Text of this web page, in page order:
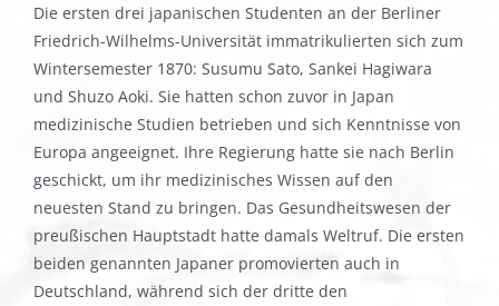
Die ersten drei japanischen Studenten an der Berliner
Friedrich-Wilhelms-Universität immatrikulierten sich zum
Wintersemester 1870: Susumu Sato, Sankei Hagiwara
und Shuzo Aoki. Sie hatten schon zuvor in Japan
medizinische Studien betrieben und sich Kenntnisse von
Europa angeeignet. Ihre Regierung hatte sie nach Berlin
geschickt, um ihr medizinisches Wissen auf den
neuesten Stand zu bringen. Das Gesundheitswesen der
preußischen Hauptstadt hatte damals Weltruf. Die ersten
beiden genannten Japaner promovierten auch in
Deutschland, während sich der dritte den